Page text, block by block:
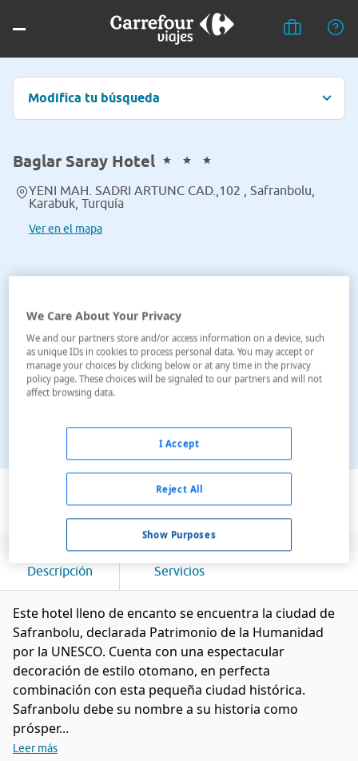
Modifica tu búsqueda
Baglar Saray Hotel
YENI MAH. SADRI ARTUNC CAD.,102 , Safranbolu,
Karabuk, Turquía
Ver en el mapa
Ver en el mapa
Descripción Servicios
Este hotel lleno de encanto se encuentra la ciudad de
Safranbolu, declarada Patrimonio de la Humanidad
por la UNESCO. Cuenta con una espectacular
decoración de estilo otomano, en perfecta
combinación con esta pequeña ciudad histórica.
Safranbolu debe su nombre a su historia como
prósper...
Leer más
We Care About Your Privacy
We and our partners store and/or access information on a device, such
as unique IDs in cookies to process personal data. You may accept or
manage your choices by clicking below or at any time in the privacy
policy page. These choices will be signaled to our partners and will not
affect browsing data.
Show Purposes
Reject All
I Accept